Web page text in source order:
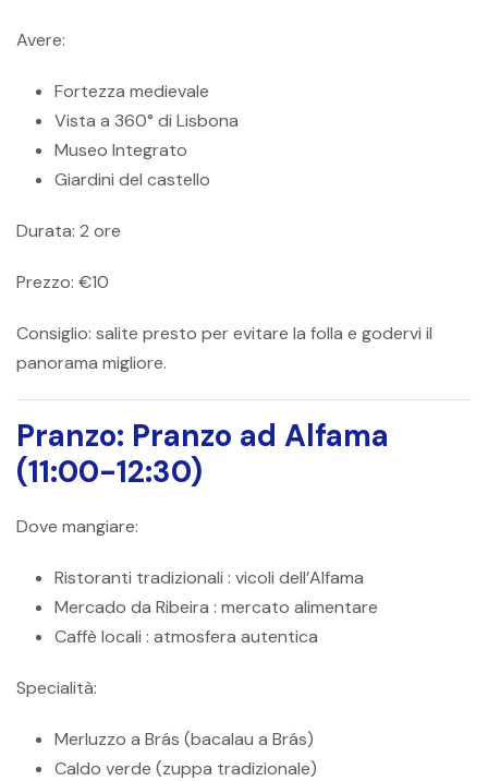
Avere:
Fortezza medievale
Vista a 360° di Lisbona
Museo Integrato
Giardini del castello
Durata: 2 ore
Prezzo: €10
Consiglio: salite presto per evitare la folla e godervi il
panorama migliore.
Pranzo: Pranzo ad Alfama
(11:00-12:30)
Dove mangiare:
Ristoranti tradizionali : vicoli dell’Alfama
Mercado da Ribeira : mercato alimentare
Caffè locali : atmosfera autentica
Specialità:
Merluzzo a Brás (bacalau a Brás)
Caldo verde (zuppa tradizionale)